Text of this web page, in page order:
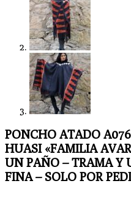
PONCHO ATADO
HUASI «FAMILIA
UN PAÑO – TRAMA Y
FINA – SOLO POR